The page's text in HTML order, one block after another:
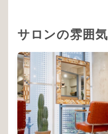
サロンの雰囲気